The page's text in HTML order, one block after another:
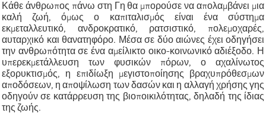
Κάθε άνθρωπος πάνω στη Γη θα μπορούσε να απολαμβάνει μια
καλή ζωή, όμως ο καπιταλισμός είναι ένα σύστημα
εκμεταλλευτικό, ανδροκρατικό, ρατσιστικό, πολεμοχαρές,
αυταρχικό και θανατηφόρο. Μέσα σε δύο αιώνες έχει οδηγήσει
την ανθρωπότητα σε ένα αμείλικτο οικο-κοινωνικό αδιέξοδο. Η
υπερεκμετάλλευση των φυσικών πόρων, ο αχαλίνωτος
εξορυκτισμός, η επιδίωξη μεγιστοποίησης βραχυπρόθεσμων
αποδόσεων, η αποψίλωση των δασών και η αλλαγή χρήσης γης
οδηγούν σε κατάρρευση της βιοποικιλότητας, δηλαδή της ίδιας
της ζωής.